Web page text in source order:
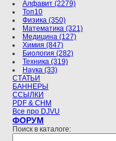
Алфавит (2279)
Топ10
Физика (350)
Математика (321)
Медицина (127)
Химия (847)
Биология (282)
Техника (319)
Наука (33)
СТАТЬИ
БАННЕРЫ
ССЫЛКИ
PDF & CHM
Все про DJVU
ФОРУМ
Поиск в каталоге: